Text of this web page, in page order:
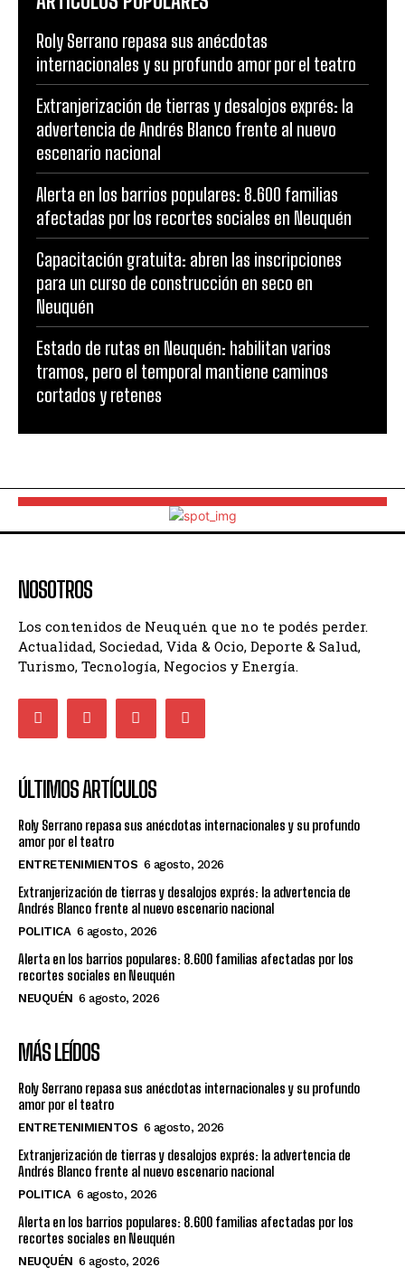
Roly Serrano repasa sus anécdotas
internacionales y su profundo amor por el teatro
Extranjerización de tierras y desalojos exprés: la
advertencia de Andrés Blanco frente al nuevo
escenario nacional
Alerta en los barrios populares: 8.600 familias
afectadas por los recortes sociales en Neuquén
Capacitación gratuita: abren las inscripciones
para un curso de construcción en seco en
Neuquén
Estado de rutas en Neuquén: habilitan varios
tramos, pero el temporal mantiene caminos
cortados y retenes
NOSOTROS
Los contenidos de Neuquén que no te podés perder.
Actualidad, Sociedad, Vida & Ocio, Deporte & Salud,
Turismo, Tecnología, Negocios y Energía.
ÚLTIMOS ARTÍCULOS
Roly Serrano repasa sus anécdotas internacionales y su profundo
amor por el teatro
ENTRETENIMIENTOS 6 agosto, 2026
Extranjerización de tierras y desalojos exprés: la advertencia de
Andrés Blanco frente al nuevo escenario nacional
POLITICA 6 agosto, 2026
Alerta en los barrios populares: 8.600 familias afectadas por los
recortes sociales en Neuquén
NEUQUÉN 6 agosto, 2026
MÁS LEÍDOS
Roly Serrano repasa sus anécdotas internacionales y su profundo
amor por el teatro
ENTRETENIMIENTOS 6 agosto, 2026
Extranjerización de tierras y desalojos exprés: la advertencia de
Andrés Blanco frente al nuevo escenario nacional
POLITICA 6 agosto, 2026
Alerta en los barrios populares: 8.600 familias afectadas por los
recortes sociales en Neuquén
NEUQUÉN 6 agosto, 2026